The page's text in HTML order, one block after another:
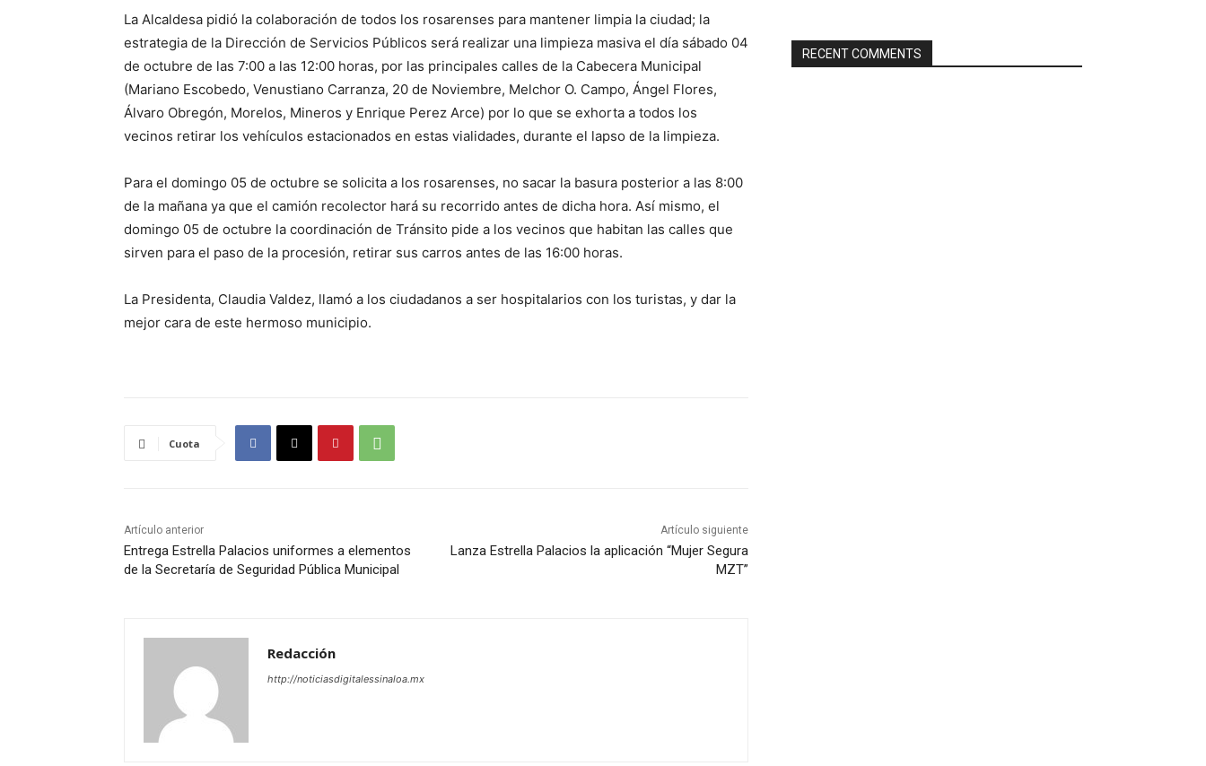
La Alcaldesa pidió la colaboración de todos los rosarenses para mantener limpia la ciudad; la
estrategia de la Dirección de Servicios Públicos será realizar una limpieza masiva el día sábado 04
de octubre de las 7:00 a las 12:00 horas, por las principales calles de la Cabecera Municipal
(Mariano Escobedo, Venustiano Carranza, 20 de Noviembre, Melchor O. Campo, Ángel Flores,
Álvaro Obregón, Morelos, Mineros y Enrique Perez Arce) por lo que se exhorta a todos los
vecinos retirar los vehículos estacionados en estas vialidades, durante el lapso de la limpieza.
Para el domingo 05 de octubre se solicita a los rosarenses, no sacar la basura posterior a las 8:00
de la mañana ya que el camión recolector hará su recorrido antes de dicha hora. Así mismo, el
domingo 05 de octubre la coordinación de Tránsito pide a los vecinos que habitan las calles que
sirven para el paso de la procesión, retirar sus carros antes de las 16:00 horas.
La Presidenta, Claudia Valdez, llamó a los ciudadanos a ser hospitalarios con los turistas, y dar la
mejor cara de este hermoso municipio.
Cuota
Artículo anterior
Entrega Estrella Palacios uniformes a elementos
de la Secretaría de Seguridad Pública Municipal
Artículo siguiente
Lanza Estrella Palacios la aplicación “Mujer Segura
MZT”
Redacción
http://noticiasdigitalessinaloa.mx
RECENT COMMENTS